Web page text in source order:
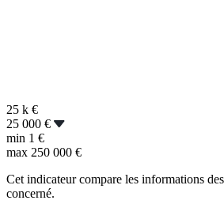
25 k €
25 000 €
min 1 €
max 250 000 €
Cet indicateur compare les informations
concerné.